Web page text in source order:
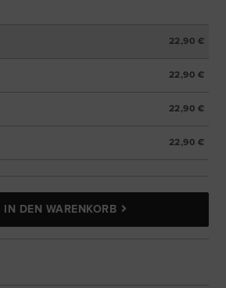
22,90 €
22,90 €
22,90 €
22,90 €
IN DEN WARENKORB